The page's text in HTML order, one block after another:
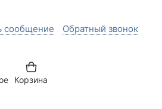
сообщение Обратный звонок
Корзина